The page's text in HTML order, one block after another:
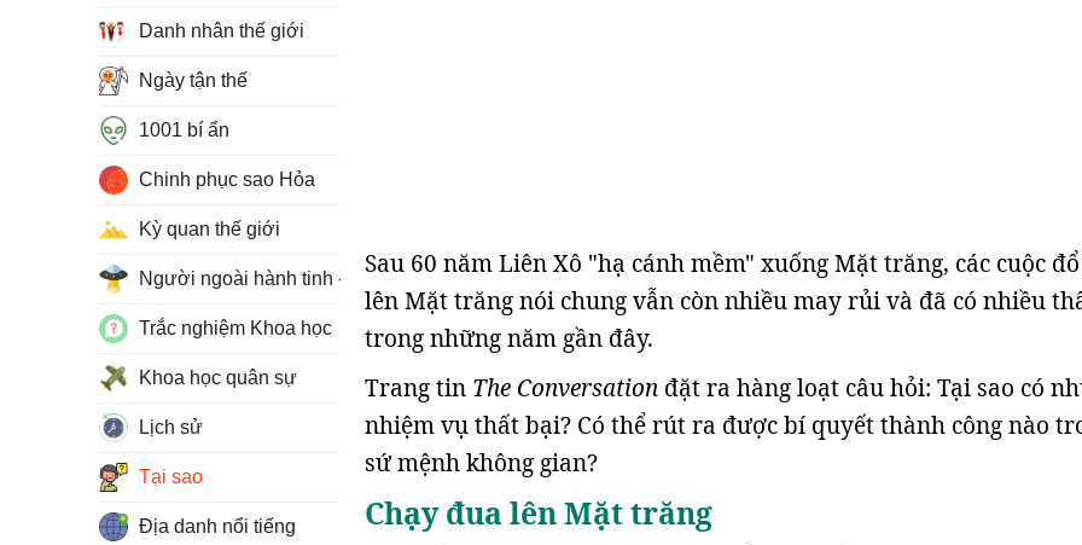
Sau 60 năm Liên Xô "hạ cánh mềm" xuống Mặt trăng, các cuộc
lên Mặt trăng nói chung vẫn còn nhiều may rủi và đã có nhiều
trong những năm gần đây.
Trang tin The Conversation đặt ra hàng loạt câu hỏi: Tại sao có
nhiệm vụ thất bại? Có thể rút ra được bí quyết thành công nào
sứ mệnh không gian?
Chạy đua lên Mặt trăng
Danh nhân thế giới
Ngày tận thế
1001 bí ẩn
Chinh phục sao Hỏa
Kỳ quan thế giới
Người ngoài hành tinh - UFO
Trắc nghiệm Khoa học
Khoa học quân sự
Lịch sử
Tại sao
Địa danh nổi tiếng